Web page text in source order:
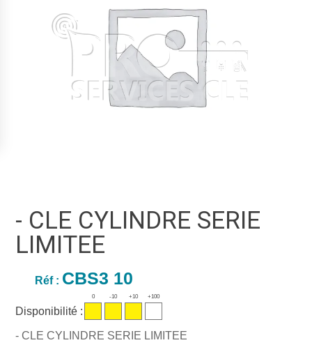
- CLE CYLINDRE SERIE
LIMITEE
Réf : CBS3 10
Disponibilité :
0 -10 +10 +100
- CLE CYLINDRE SERIE LIMITEE